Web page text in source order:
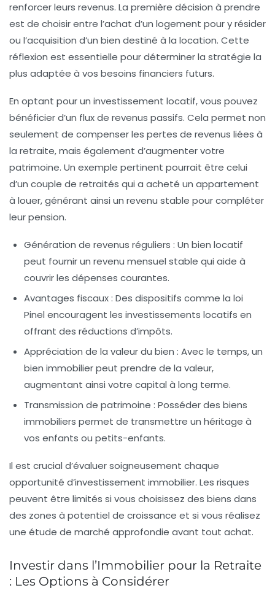
renforcer leurs revenus. La première décision à prendre
est de choisir entre l’achat d’un logement pour y résider
ou l’acquisition d’un bien destiné à la location. Cette
réflexion est essentielle pour déterminer la stratégie la
plus adaptée à vos besoins financiers futurs.
En optant pour un investissement locatif, vous pouvez
bénéficier d’un flux de revenus passifs. Cela permet non
seulement de compenser les pertes de revenus liées à
la retraite, mais également d’augmenter votre
patrimoine. Un exemple pertinent pourrait être celui
d’un couple de retraités qui a acheté un appartement
à louer, générant ainsi un revenu stable pour compléter
leur pension.
Génération de revenus réguliers : Un bien locatif
peut fournir un revenu mensuel stable qui aide à
couvrir les dépenses courantes.
Avantages fiscaux : Des dispositifs comme la loi
Pinel encouragent les investissements locatifs en
offrant des réductions d’impôts.
Appréciation de la valeur du bien : Avec le temps, un
bien immobilier peut prendre de la valeur,
augmentant ainsi votre capital à long terme.
Transmission de patrimoine : Posséder des biens
immobiliers permet de transmettre un héritage à
vos enfants ou petits-enfants.
Il est crucial d’évaluer soigneusement chaque
opportunité d’investissement immobilier. Les risques
peuvent être limités si vous choisissez des biens dans
des zones à potentiel de croissance et si vous réalisez
une étude de marché approfondie avant tout achat.
Investir dans l’Immobilier pour la Retraite
: Les Options à Considérer